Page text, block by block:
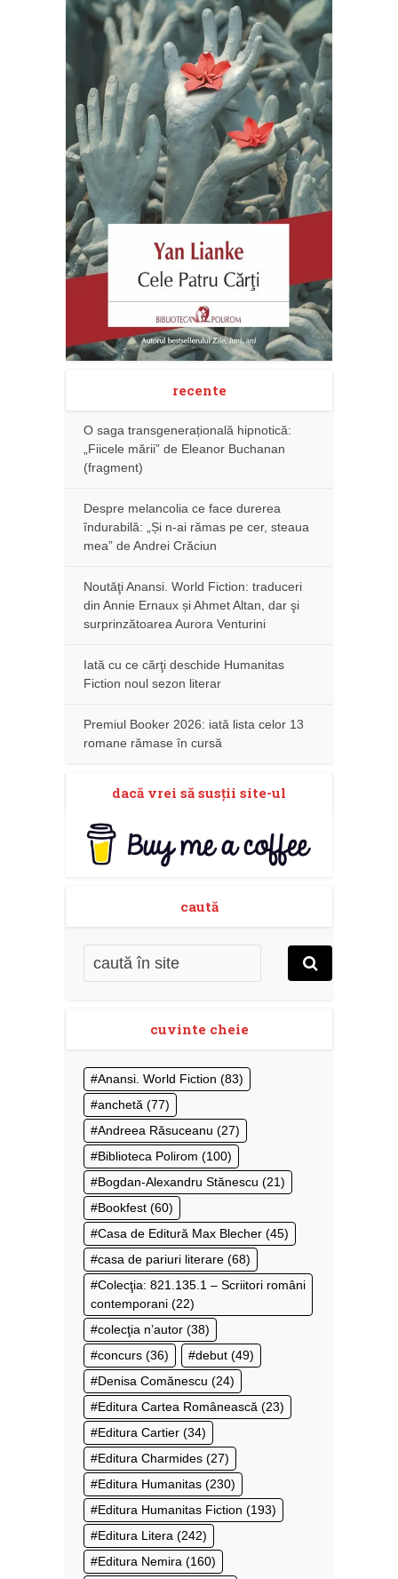
recente
O saga transgenerațională hipnotică:
„Fiicele mării” de Eleanor Buchanan
(fragment)
Despre melancolia ce face durerea
îndurabilă: „Și n-ai rămas pe cer, steaua
mea” de Andrei Crăciun
Noutăţi Anansi. World Fiction: traduceri
din Annie Ernaux și Ahmet Altan, dar şi
surprinzătoarea Aurora Venturini
Iată cu ce cărţi deschide Humanitas
Fiction noul sezon literar
Premiul Booker 2026: iată lista celor 13
romane rămase în cursă
dacă vrei să susţii site-ul
caută
cuvinte cheie
Anansi. World Fiction (83)
anchetă (77)
Andreea Răsuceanu (27)
Biblioteca Polirom (100)
Bogdan-Alexandru Stănescu (21)
Bookfest (60)
Casa de Editură Max Blecher (45)
casa de pariuri literare (68)
Colecţia: 821.135.1 – Scriitori români
contemporani (22)
colecţia n’autor (38)
concurs (36) debut (49)
Denisa Comănescu (24)
Editura Cartea Românească (23)
Editura Cartier (34)
Editura Charmides (27)
Editura Humanitas (230)
Editura Humanitas Fiction (193)
Editura Litera (242)
Editura Nemira (160)